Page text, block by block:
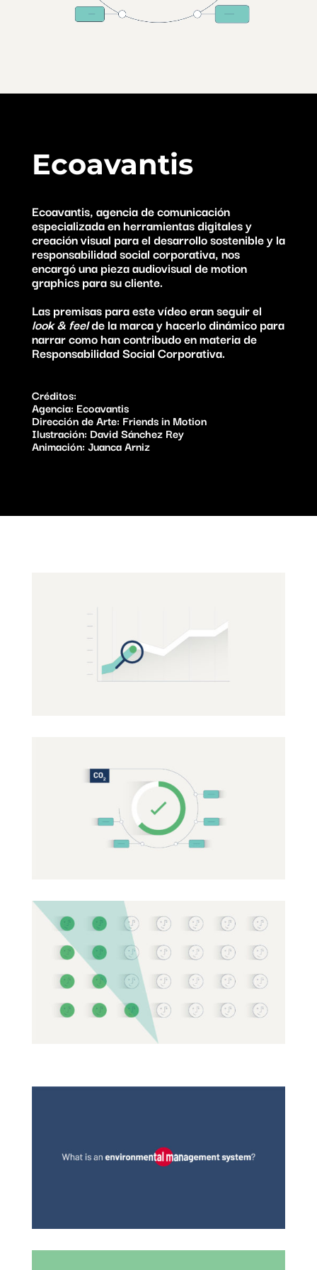
Ecoavantis
Ecoavantis, agencia de comunicación
especializada en herramientas digitales y
creación visual para el desarrollo sostenible y la
responsabilidad social corporativa, nos
encargó una pieza audiovisual de motion
graphics para su cliente.
Las premisas para este vídeo eran seguir el
look & feelde la marca y hacerlo dinámico para
narrar como han contribudo en materia de
Responsabilidad Social Corporativa.
Créditos:
Agencia: Ecoavantis
Dirección de Arte: Friends in Motion
Ilustración: David Sánchez Rey
Animación: Juanca Arniz